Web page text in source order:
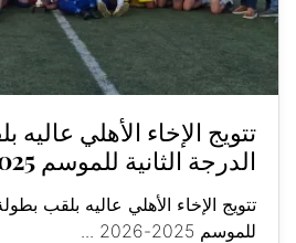
تتويج الإخاء الأهلي
الدرجة الثانية للموسم 2025-2026
تتويج الإخاء الأهلي عاليه بلقب
للموسم 2025-2026 ...